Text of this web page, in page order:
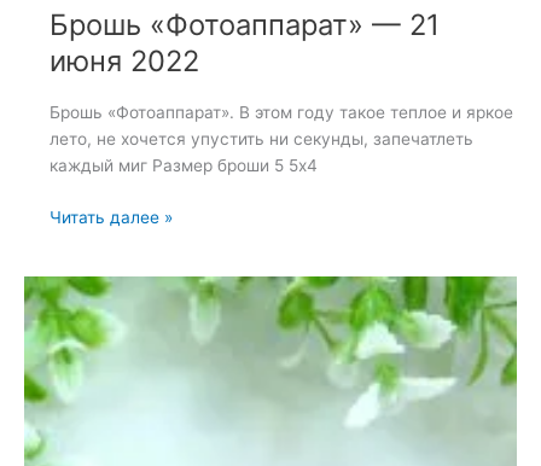
Брошь «Фотоаппарат» — 21
июня 2022
Брошь «Фотоаппарат». В этом году такое теплое и яркое
лето, не хочется упустить ни секунды, запечатлеть
каждый миг Размер броши 5 5х4
Брошь
21
июня
2022
Читать далее »